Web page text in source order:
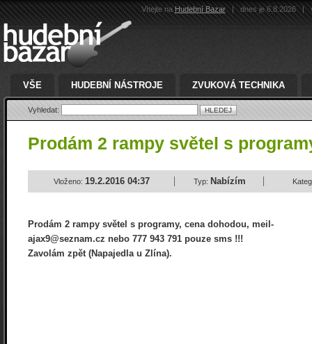
Vítejte naHudební Bazar | dnes je 6.8.2026 |
VŠE HUDEBNÍ NÁSTROJE ZVUKOVÁ TECHNIKA
Vyhledat:
Prodám 2 rampy světel s
Vloženo: 19.2.2016 04:37 Typ: Nabízím
Prodám 2 rampy světel s programy, cena dohodou, meil-
ajax9@seznam.cz nebo 777 943 791 pouze sms !!!
Zavolám zpět (Napajedla u Zlína).